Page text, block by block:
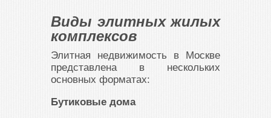
Виды элитных жилых
комплексов
Элитная недвижимость в Москве
представлена в нескольких
основных форматах:
Бутиковые дома